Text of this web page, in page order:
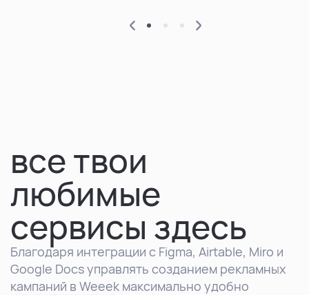
все твои
любимые
сервисы здесь
Благодаря интеграции с Figma, Airtable, Miro и
Google Docs управлять созданием рекламных
кампаний в Weeek максимально удобно